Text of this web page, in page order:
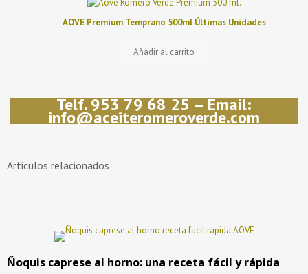
AOVE Premium Temprano 500ml Últimas Unidades
Añadir al carrito
Telf. 953 79 68 25 – Email:
info@aceiteromeroverde.com
Articulos relacionados
Ñoquis caprese al horno: una receta fácil y rápida